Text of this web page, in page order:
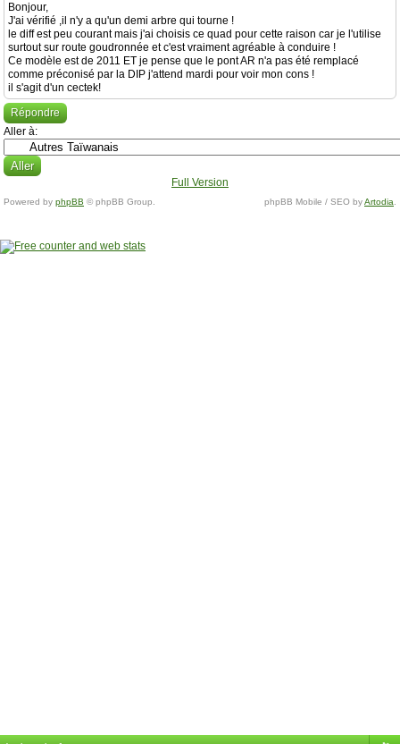
Bonjour,
J'ai vérifié ,il n'y a qu'un demi arbre qui tourne !
le diff est peu courant mais j'ai choisis ce quad pour cette raison car je l'utilise
surtout sur route goudronnée et c'est vraiment agréable à conduire !
Ce modèle est de 2011 ET je pense que le pont AR n'a pas été remplacé
comme préconisé par la DIP j'attend mardi pour voir mon cons !
il s'agit d'un cectek!
Répondre
Aller à:
Full Version
Powered by phpBB © phpBB Group. phpBB Mobile / SEO byArtodia